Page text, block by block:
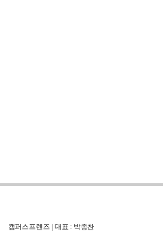
캠퍼스프렌즈 | 대표 : 박종찬